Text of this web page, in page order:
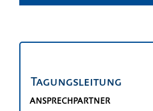
Tagungsleitung
ANSPRECHPARTNER